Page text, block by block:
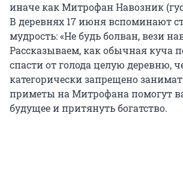
иначе как Митрофан Навозник
В деревнях 17 июня вспоминают
мудрость: «Не будь болван, вези
Рассказываем, как обычная куча
спасти от голода целую деревню,
категорически запрещено
приметы на Митрофана помогут
будущее и притянуть богатство.